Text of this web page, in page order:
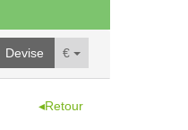
Devise €
◂Retour